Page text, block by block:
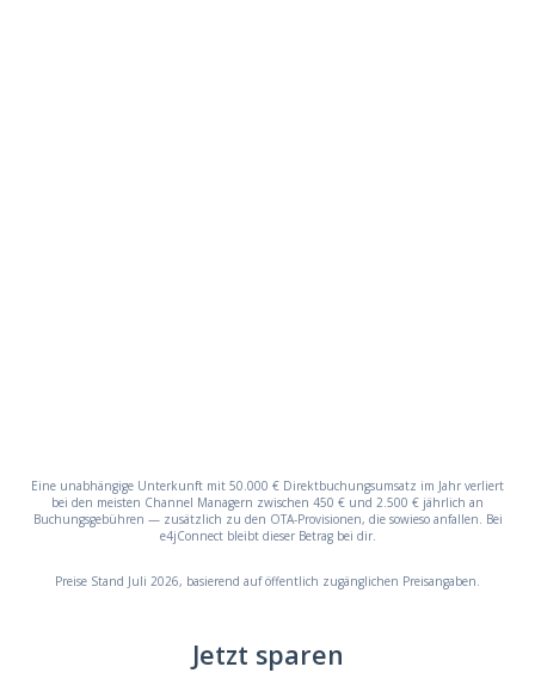
Eine unabhängige Unterkunft mit 50.000 € Direktbuchungsumsatz im Jahr verliert
bei den meisten Channel Managern zwischen 450 € und 2.500 € jährlich an
Buchungsgebühren — zusätzlich zu den OTA-Provisionen, die sowieso anfallen. Bei
e4jConnect bleibt dieser Betrag bei dir.
Preise Stand Juli 2026, basierend auf öffentlich zugänglichen Preisangaben.
Jetzt sparen